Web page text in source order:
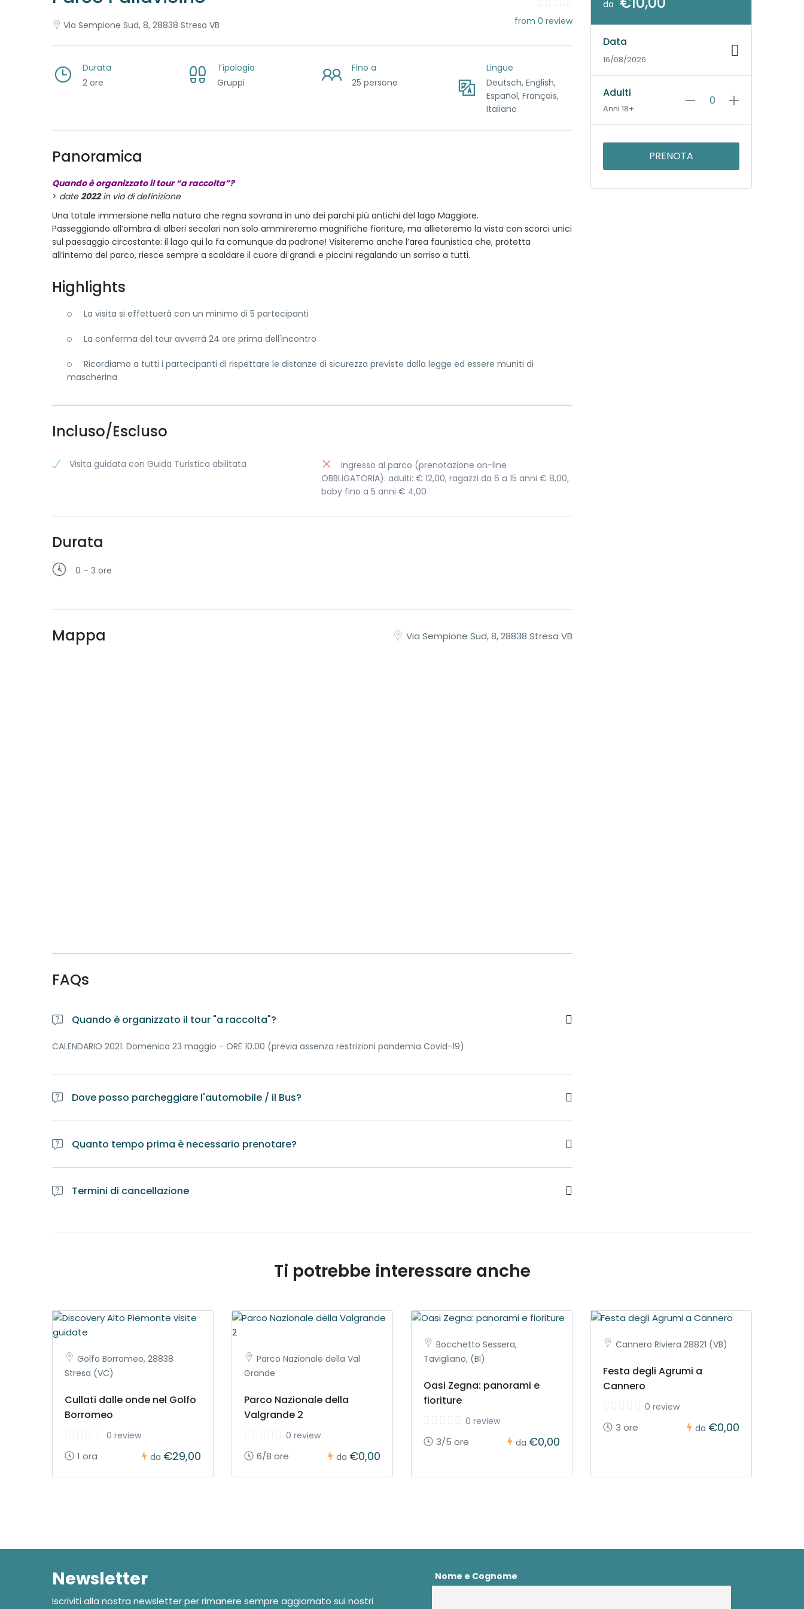
Via Sempione Sud, 8, 28838 Stresa VB from 0 review
Durata
2 ore
Tipologia
Gruppi
Fino a
25 persone
Lingue
Deutsch, English,
Español, Français,
Italiano
Panoramica
Quando è organizzato il tour “a raccolta”?
> date2022in via di definizione
Una totale immersione nella natura che regna sovrana in uno dei parchi più antichi del lago Maggiore.
Passeggiando all’ombra di alberi secolari non solo ammireremo magnifiche fioriture, ma allieteremo la vista con scorci unici
sul paesaggio circostante: il lago qui la fa comunque da padrone! Visiteremo anche l’area faunistica che, protetta
all’interno del parco, riesce sempre a scaldare il cuore di grandi e piccini regalando un sorriso a tutti.
Highlights
La visita si effettuerà con un minimo di 5 partecipanti
La conferma del tour avverrà 24 ore prima dell'incontro
Ricordiamo a tutti i partecipanti di rispettare le distanze di sicurezza previste dalla legge ed essere muniti di
mascherina
Incluso/Escluso
Visita guidata con Guida Turistica abilitata
Ingresso al parco (prenotazione on-line
OBBLIGATORIA): adulti: € 12,00, ragazzi da 6 a 15 anni € 8,00,
baby fino a 5 anni € 4,00
Durata
0 – 3 ore
Mappa Via Sempione Sud, 8, 28838 Stresa VB
FAQs
Quando è organizzato il tour "a raccolta"?
CALENDARIO 2021: Domenica 23 maggio - ORE 10.00 (previa assenza restrizioni pandemia Covid-19)
Dove posso parcheggiare l'automobile / il Bus?
Ritrovi e parcheggi sono fissati al momento della prenotazione
Quanto tempo prima è necessario prenotare?
E' obbligatorio prenotare l'itinerario almeno una settimana prima della data fissata. E' comunque preferibile contattare le
Guide per accertarsi della disponibilità di professionisti e servizi
Termini di cancellazione
da
Data
16/08/2026
Adulti
Anni 18+
PRENOTA
Ti potrebbe interessare anche
Golfo Borromeo, 28838
Stresa (VC)
Cullati dalle onde nel Golfo
Borromeo
0 review
1 ora da €29,00
Parco Nazionale della Val
Grande
Parco Nazionale della
Valgrande 2
0 review
6/8 ore da €0,00
Bocchetto Sessera,
Tavigliano, (BI)
Oasi Zegna: panorami e
fioriture
0 review
3/5 ore da €0,00
Cannero Riviera 28821 (VB)
Festa degli Agrumi a
Cannero
0 review
3 ore da €0,00
Newsletter
Iscriviti alla nostra newsletter per rimanere sempre aggiornato sui nostri
Nome e Cognome